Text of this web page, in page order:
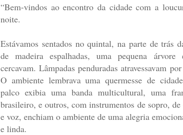
“Bem-vindos ao encontro da cidade com a
noite.
Estávamos sentados no quintal, na parte de trás
de madeira espalhadas, uma pequena
cercavam. Lâmpadas penduradas atravessavam
O ambiente lembrava uma quermesse de
palco exibia uma banda multicultural, uma
brasileiro, e outros, com instrumentos de sopro,
e voz, enchiam o ambiente de uma alegria
e linda.